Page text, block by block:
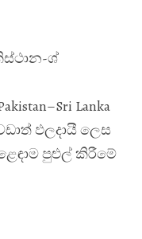
ශ්
Lanka
වඩාත් ඵලදායී ලෙස
පුළුල් කිරීමේ